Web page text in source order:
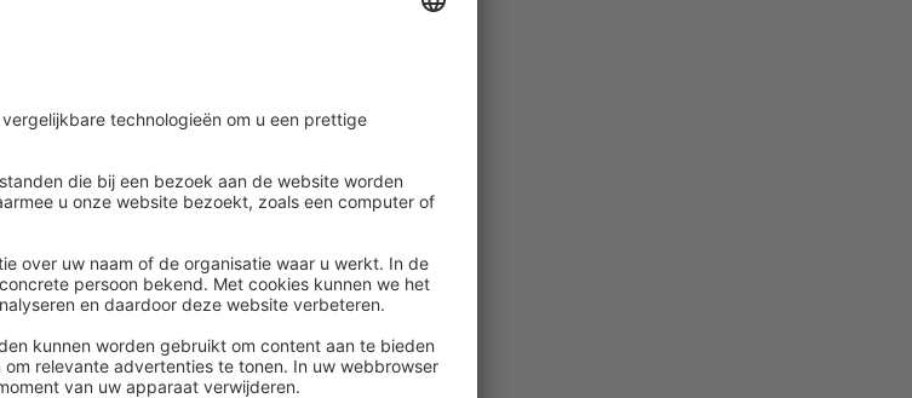
maar ook hoe het écht
zit een oplossing in kleine
Neem pauzes, werk
zorgt. Jouw gedrag zet de toon